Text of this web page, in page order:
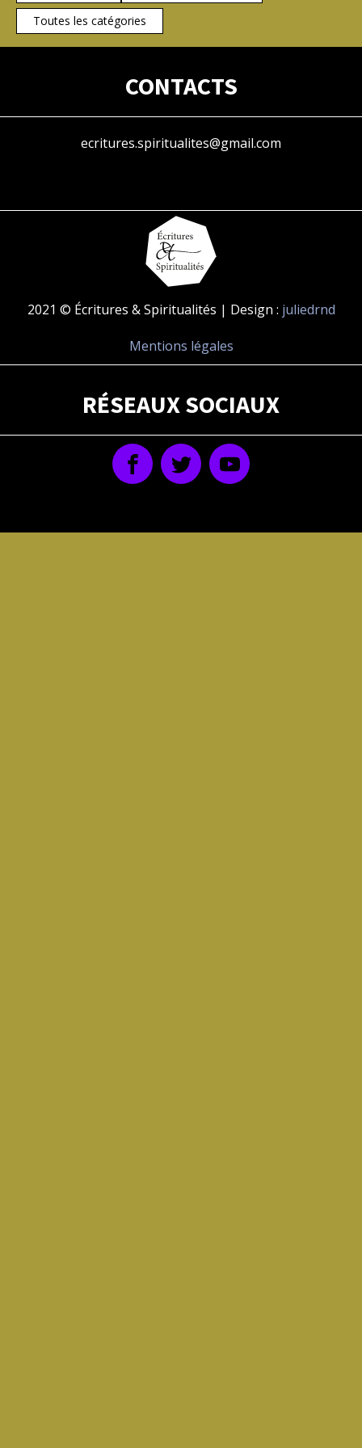
Toutes les catégories
CONTACTS
ecritures.spiritualites@gmail.com
2021 © Écritures & Spiritualités | Design : juliedrnd
Mentions légales
RÉSEAUX SOCIAUX